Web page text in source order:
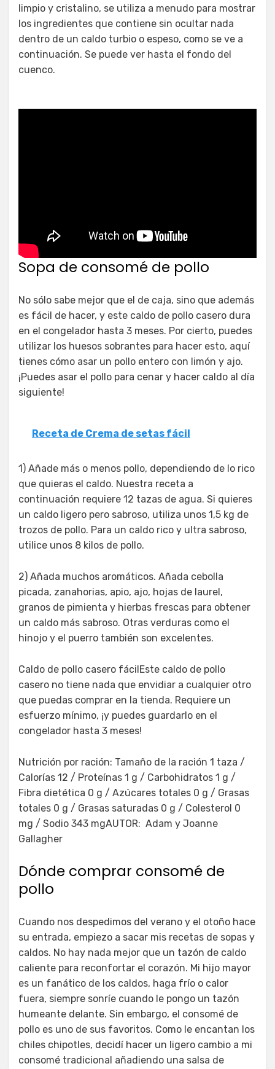
limpio y cristalino, se utiliza a menudo para mostrar
los ingredientes que contiene sin ocultar nada
dentro de un caldo turbio o espeso, como se ve a
continuación. Se puede ver hasta el fondo del
cuenco.
Sopa de consomé de pollo
No sólo sabe mejor que el de caja, sino que además
es fácil de hacer, y este caldo de pollo casero dura
en el congelador hasta 3 meses. Por cierto, puedes
utilizar los huesos sobrantes para hacer esto, aquí
tienes cómo asar un pollo entero con limón y ajo.
¡Puedes asar el pollo para cenar y hacer caldo al día
siguiente!
Receta de Crema de setas fácil
1) Añade más o menos pollo, dependiendo de lo rico
que quieras el caldo. Nuestra receta a
continuación requiere 12 tazas de agua. Si quieres
un caldo ligero pero sabroso, utiliza unos 1,5 kg de
trozos de pollo. Para un caldo rico y ultra sabroso,
utilice unos 8 kilos de pollo.
2) Añada muchos aromáticos. Añada cebolla
picada, zanahorias, apio, ajo, hojas de laurel,
granos de pimienta y hierbas frescas para obtener
un caldo más sabroso. Otras verduras como el
hinojo y el puerro también son excelentes.
Caldo de pollo casero fácilEste caldo de pollo
casero no tiene nada que envidiar a cualquier otro
que puedas comprar en la tienda. Requiere un
esfuerzo mínimo, ¡y puedes guardarlo en el
congelador hasta 3 meses!
Nutrición por ración: Tamaño de la ración 1 taza /
Calorías 12 / Proteínas 1 g / Carbohidratos 1 g /
Fibra dietética 0 g / Azúcares totales 0 g / Grasas
totales 0 g / Grasas saturadas 0 g / Colesterol 0
mg / Sodio 343 mgAUTOR: Adam y Joanne
Gallagher
Dónde comprar consomé de
pollo
Cuando nos despedimos del verano y el otoño hace
su entrada, empiezo a sacar mis recetas de sopas y
caldos. No hay nada mejor que un tazón de caldo
caliente para reconfortar el corazón. Mi hijo mayor
es un fanático de los caldos, haga frío o calor
fuera, siempre sonríe cuando le pongo un tazón
humeante delante. Sin embargo, el consomé de
pollo es uno de sus favoritos. Como le encantan los
chiles chipotles, decidí hacer un ligero cambio a mi
consomé tradicional añadiendo una salsa de